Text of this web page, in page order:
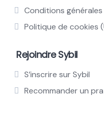
Conditions
Politique de cookies
Rejoindre Sybil
S’inscrire sur Sybil
Recommander un